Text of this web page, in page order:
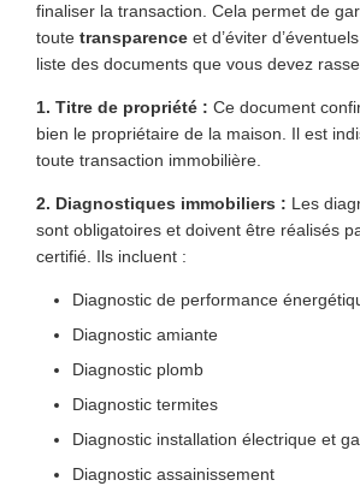
finaliser la transaction. Cela permet de
toute transparence et d’éviter
liste des documents que vous devez
1. Titre de propriété : Ce document
bien le propriétaire de la maison. Il est
toute transaction immobilière.
2. Diagnostiques immobiliers : Les
sont obligatoires et doivent être réalisés
certifié. Ils incluent :
Diagnostic de performance
Diagnostic amiante
Diagnostic plomb
Diagnostic termites
Diagnostic installation électrique et
Diagnostic assainissement